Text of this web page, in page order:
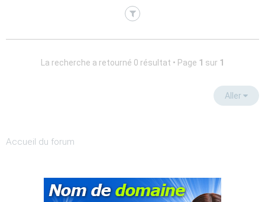
La recherche a retourné 0 résultat • Page 1 sur 1
Aller
Accueil du forum